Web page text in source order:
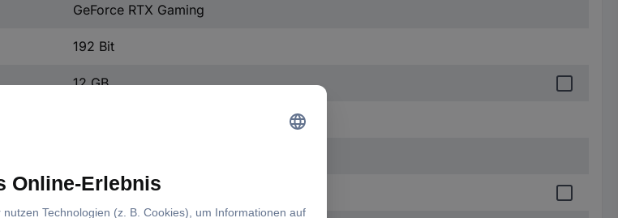
GeForce RTX Gaming
192 Bit
12 GB
2542 MHz